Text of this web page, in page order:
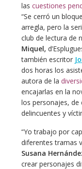
las cuestiones
“Se cerró un
arregla, pero la
club de lectura de
Miquel,
también escritor
dos horas los
autora de la
encajarlas en la
los personajes, de
delincuentes y
“Yo trabajo por
diferentes tramas
Susana
crear personajes